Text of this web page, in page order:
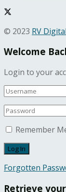
© 2023 RV Digital
Welcome
Login to your
Remember
Forgotten
Retrieve